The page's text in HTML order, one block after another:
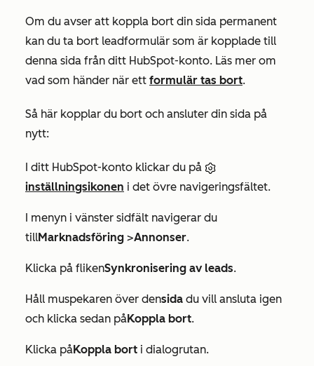
Om du avser att koppla bort din sida permanent
kan du ta bort leadformulär som är kopplade till
denna sida från ditt HubSpot-konto. Läs mer om
vad som händer när ett formulär tas bort.
Så här kopplar du bort och ansluter din sida på
nytt:
I ditt HubSpot-konto klickar du på
inställningsikonen i det övre navigeringsfältet.
I menyn i vänster sidfält navigerar du
tillMarknadsföring >Annonser.
Klicka på flikenSynkronisering av leads.
Håll muspekaren över densida du vill ansluta igen
och klicka sedan påKoppla bort.
Klicka påKoppla bort i dialogrutan.